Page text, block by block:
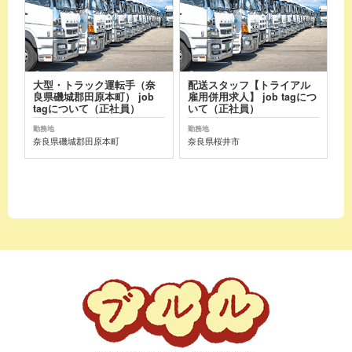
大型・トラック運転手（奈
良県磯城郡田原本町） job
tagについて（正社員）
勤務地
奈良県磯城郡田原本町
配送スタッフ【トライアル
雇用併用求人】 job tagにつ
いて（正社員）
勤務地
奈良県桜井市